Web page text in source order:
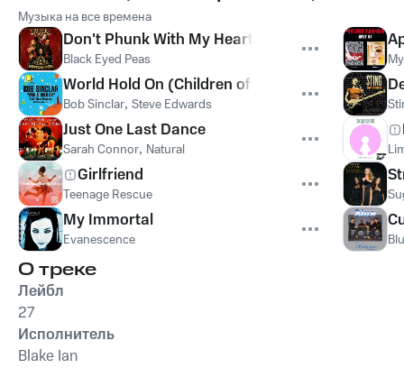
Музыка на все времена
Don't Phunk With My Heart
Black Eyed Peas
World Hold On (Children of the Sky)
Bob Sinclar, Steve Edwards
Just One Last Dance
Sarah Connor, Natural
Girlfriend
Teenage Rescue
My Immortal
Evanescence
О треке
Лейбл
27
Исполнитель
Blake Ian